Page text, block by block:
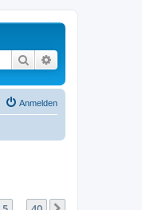
Suche
Anmelden